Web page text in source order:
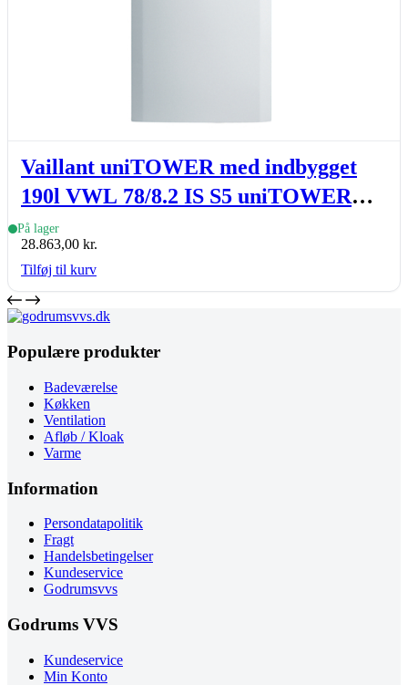
Vaillant uniTOWER med indbygget
190l VWL 78/8.2 IS S5 uniTOWER
basic, indedel
På lager
28.863,00 kr.
Tilføj til kurv
Populære produkter
Badeværelse
Køkken
Ventilation
Afløb / Kloak
Varme
Information
Persondatapolitik
Fragt
Handelsbetingelser
Kundeservice
Godrumsvvs
Godrums VVS
Kundeservice
Min Konto